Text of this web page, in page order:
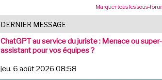
Marquer tous les sous-
DERNIER MESSAGE
ChatGPT au service du juriste : Menace ou super-
assistant pour vos équipes ?
jeu. 6 août 2026 08:58